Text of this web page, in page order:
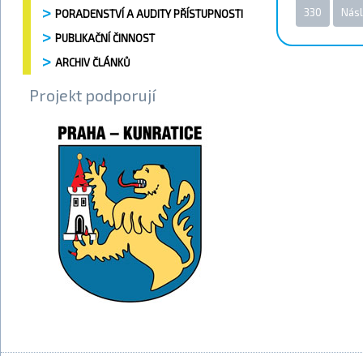
PORADENSTVÍ A AUDITY PŘÍSTUPNOSTI
PUBLIKAČNÍ ČINNOST
ARCHIV ČLÁNKŮ
Projekt podporují
330